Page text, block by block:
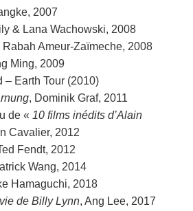
2007
& Lana Wachowski, 2008
Rabah Ameur-Zaïmeche, 2008
Ming, 2009
– Earth Tour (2010)
, Dominik Graf, 2011
de « 10 films inédits d’Alain
Cavalier, 2012
Fendt, 2012
Wang, 2014
Hamaguchi, 2018
de Billy Lynn, Ang Lee, 2017